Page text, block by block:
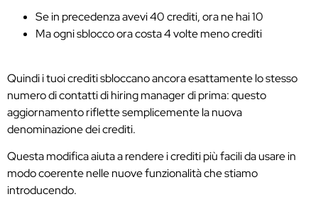
Se in precedenza avevi 40 crediti, ora ne hai 10
Ma ogni sblocco ora costa 4 volte meno crediti
Quindi i tuoi crediti sbloccano ancora esattamente lo stesso
numero di contatti di hiring manager di prima: questo
aggiornamento riflette semplicemente la nuova
denominazione dei crediti.
Questa modifica aiuta a rendere i crediti più facili da usare in
modo coerente nelle nuove funzionalità che stiamo
introducendo.